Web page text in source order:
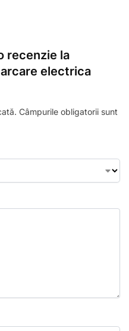
recenzie la
electrica
Câmpurile obligatorii sunt